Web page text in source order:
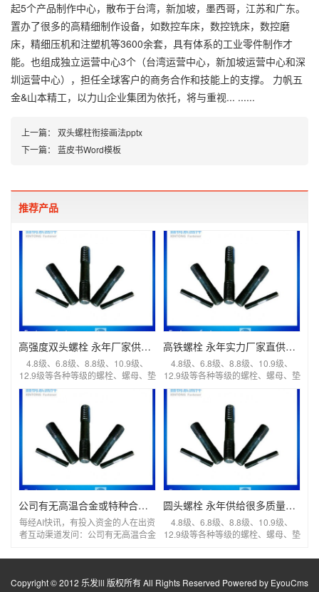
起5个产品制作中心，散布于台湾，新加坡，墨西哥，江苏和广东。
置办了很多的高精细制作设备，如数控车床，数控铣床，数控磨
床，精细压机和注塑机等3600余套，具有体系的工业零件制作才
能。也组成独立运营中心3个（台湾运营中心，新加坡运营中心和深
圳运营中心），担任全球客户的商务合作和技能上的支撑。 力帆五
金&山本精工，以力山企业集团为依托，将与重视... ......
上一篇：
双头螺柱衔接画法pptx
下一篇：
蓝皮书Word模板
推荐产品
高强度双头螺栓 永年厂家供给很多高强度双头螺栓
4.8级、6.8级、8.8级、10.9级、
12.9级等各种等级的螺栓、螺母、垫
高铁螺栓 永年实力厂家直供很多高铁螺栓
4.8级、6.8级、8.8级、10.9级、
12.9级等各种等级的螺栓、螺母、垫
公司有无高温合金或特种合金紧固件应用于航天工程？晋亿实业：紧固件产品暂未应用于上述范畴
每经AI快讯，有投入资金的人在出资
者互动渠道发问：公司有无高温合金
圆头螺栓 永年供给很多质量确保圆头螺栓
4.8级、6.8级、8.8级、10.9级、
12.9级等各种等级的螺栓、螺母、垫
Copyright © 2012 乐发lll 版权所有 All Rights Reserved Powered by EyouCms